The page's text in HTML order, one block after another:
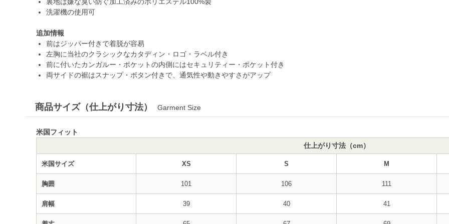
洗濯機の使用可
追加情報
前はジッパー付きで着脱が容易
左胸に当社のクラシックなカタディン・ロゴ・ラベル付き
前に付いたカンガルー・ポケットの内側にはセキュリティー・ポケット付き
両サイドの裾はスナップ・ボタン付きで、通気性や動きやすさがアップ
商品サイズ（仕上がり寸法） Garment Size
米国フィット
仕上がり寸法（cm）
米国サイズ XS S M
胸囲 101 106 111
肩幅 39 40 41